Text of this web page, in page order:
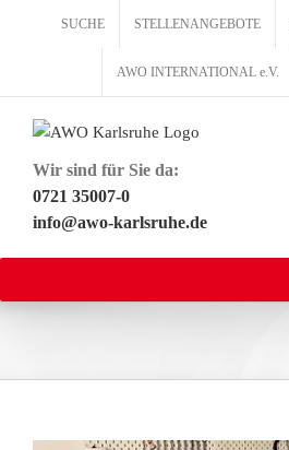
SUCHE STELLENANGEBOTE
AWO INTERNATIONAL e.V.
Wir sind für Sie da:
0721 35007-0
info@awo-karlsruhe.de